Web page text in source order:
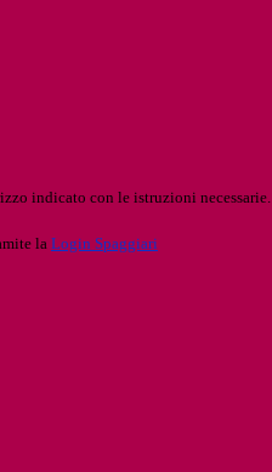
indicato con le istruzioni necessarie.
la Login Spaggiari